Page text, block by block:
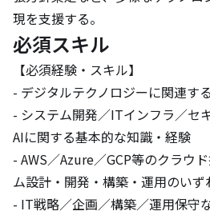
現を支援する。
必須スキル
【必須経験・スキル】
- デジタルテクノロジーに関連す
- システム開発／ITインフラ／セ
AIに関する基本的な知識・経験
- AWS／Azure／GCP等のクラウ
ム設計・開発・構築・運用のい
- IT戦略／企画／構築／運用保守